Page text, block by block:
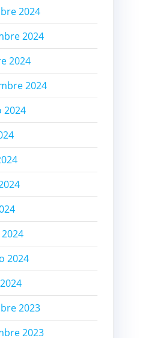
2024
2024
2024
2024
2024
2024
2023
2023